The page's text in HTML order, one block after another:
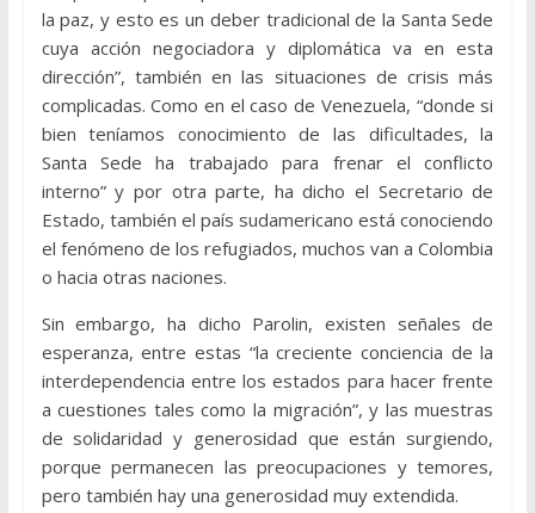
la paz, y esto es un deber tradicional de la Santa Sede
cuya acción negociadora y diplomática va en esta
dirección”, también en las situaciones de crisis más
complicadas. Como en el caso de Venezuela, “donde si
bien teníamos conocimiento de las dificultades, la
Santa Sede ha trabajado para frenar el conflicto
interno” y por otra parte, ha dicho el Secretario de
Estado, también el país sudamericano está conociendo
el fenómeno de los refugiados, muchos van a Colombia
o hacia otras naciones.
Sin embargo, ha dicho Parolin, existen señales de
esperanza, entre estas “la creciente conciencia de la
interdependencia entre los estados para hacer frente
a cuestiones tales como la migración”, y las muestras
de solidaridad y generosidad que están surgiendo,
porque permanecen las preocupaciones y temores,
pero también hay una generosidad muy extendida.